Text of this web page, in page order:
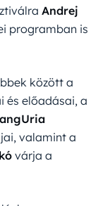
Andrej
programban is
között a
és előadásai, a
valamint a
várja a